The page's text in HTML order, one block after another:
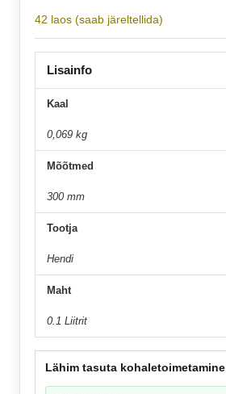
42 laos (saab järeltellida)
Lisainfo
Kaal
0,069 kg
Mõõtmed
300 mm
Tootja
Hendi
Maht
0.1 Liitrit
Lähim tasuta kohaletoimetamine